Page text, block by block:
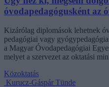
óvodapedagógusként az
Kizárólag diplomások lehetnek
pedagógiai vagy
a Magyar Óvodapedagógiai
melyet a szervezet az oktatási
Közoktatás
Kurucz-Gáspár Tünde